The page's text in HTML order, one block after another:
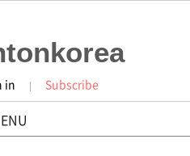
in | Subscribe